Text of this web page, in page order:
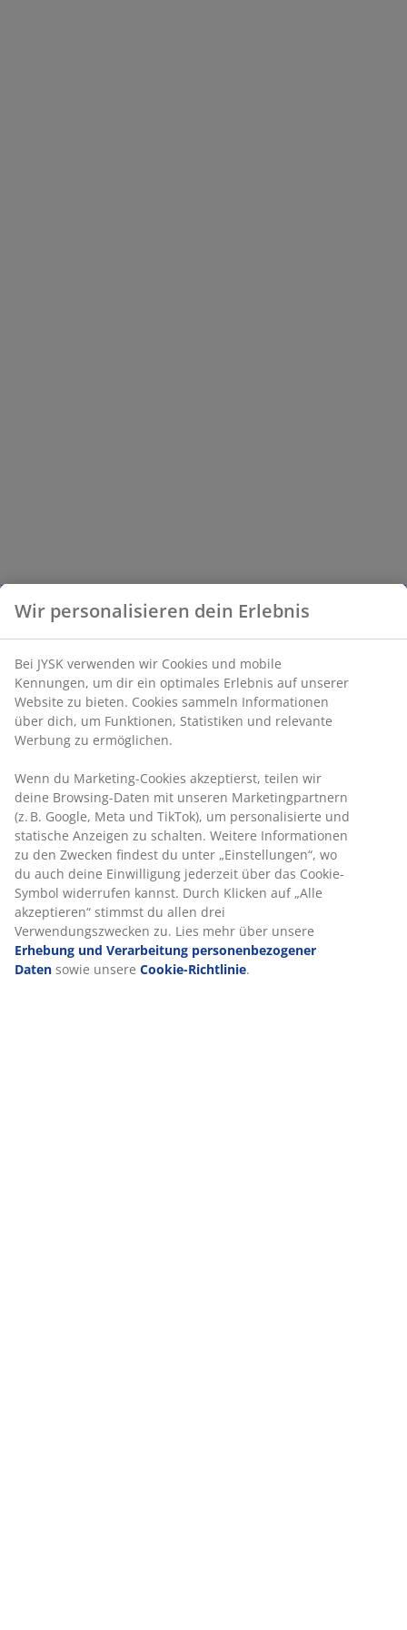
Wir personalisieren dein Erlebnis
Bei JYSK verwenden wir Cookies und mobile
Kennungen, um dir ein optimales Erlebnis auf unserer
Website zu bieten. Cookies sammeln Informationen
über dich, um Funktionen, Statistiken und relevante
Werbung zu ermöglichen.
Wenn du Marketing-Cookies akzeptierst, teilen wir
deine Browsing-Daten mit unseren Marketingpartnern
(z. B. Google, Meta und TikTok), um personalisierte und
statische Anzeigen zu schalten. Weitere Informationen
zu den Zwecken findest du unter „Einstellungen“, wo
du auch deine Einwilligung jederzeit über das Cookie-
Symbol widerrufen kannst. Durch Klicken auf „Alle
akzeptieren“ stimmst du allen drei
Verwendungszwecken zu. Lies mehr über unsere
Erhebung und Verarbeitung personenbezogener
Daten sowie unsere Cookie-Richtlinie.